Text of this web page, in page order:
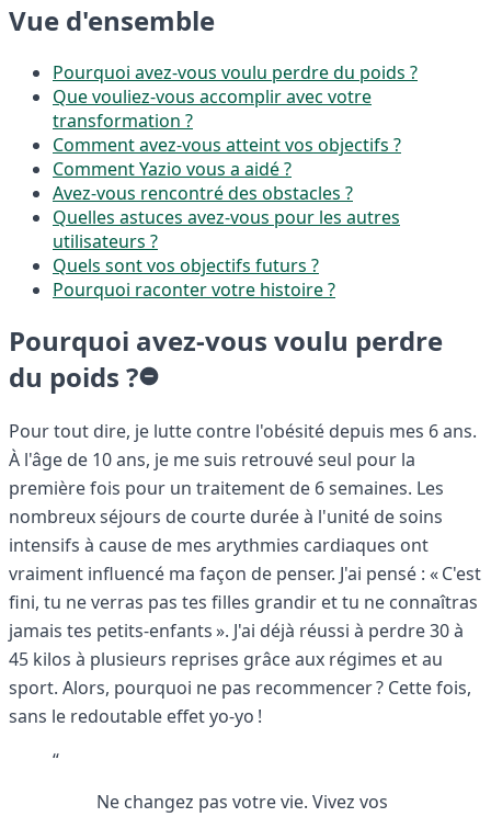
Vue d'ensemble
Pourquoi avez-vous voulu perdre du poids ?
Que vouliez-vous accomplir avec votre
transformation ?
Comment avez-vous atteint vos objectifs ?
Comment Yazio vous a aidé ?
Avez-vous rencontré des obstacles ?
Quelles astuces avez-vous pour les autres
utilisateurs ?
Quels sont vos objectifs futurs ?
Pourquoi raconter votre histoire ?
Pourquoi avez-vous voulu perdre
du poids ?
Pour tout dire, je lutte contre l'obésité depuis mes 6 ans.
À l'âge de 10 ans, je me suis retrouvé seul pour la
première fois pour un traitement de 6 semaines. Les
nombreux séjours de courte durée à l'unité de soins
intensifs à cause de mes arythmies cardiaques ont
vraiment influencé ma façon de penser. J'ai pensé : « C'est
fini, tu ne verras pas tes filles grandir et tu ne connaîtras
jamais tes petits-enfants ». J'ai déjà réussi à perdre 30 à
45 kilos à plusieurs reprises grâce aux régimes et au
sport. Alors, pourquoi ne pas recommencer ? Cette fois,
sans le redoutable effet yo-yo !
“
Ne changez pas votre vie. Vivez vos